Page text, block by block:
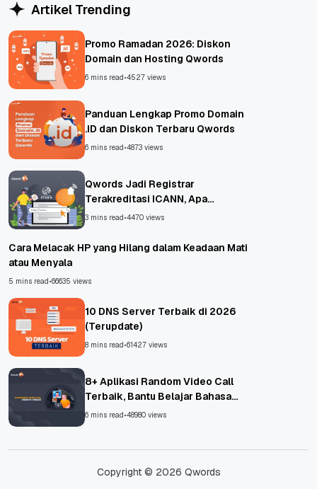
Artikel Trending
Promo Ramadan 2026: Diskon
Domain dan Hosting Qwords
6 mins read•4527 views
Panduan Lengkap Promo Domain
.ID dan Diskon Terbaru Qwords
6 mins read•4873 views
Qwords Jadi Registrar
Terakreditasi ICANN, Apa
Untungnya?
3 mins read•4470 views
Cara Melacak HP yang Hilang dalam Keadaan Mati
atau Menyala
5 mins read•66635 views
10 DNS Server Terbaik di 2026
(Terupdate)
8 mins read•61427 views
8+ Aplikasi Random Video Call
Terbaik, Bantu Belajar Bahasa
Asing!
6 mins read•48980 views
Copyright © 2026 Qwords